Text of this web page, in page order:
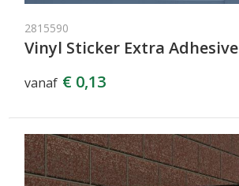
2815590
Vinyl Sticker Extra Adhesive
vanaf € 0,13